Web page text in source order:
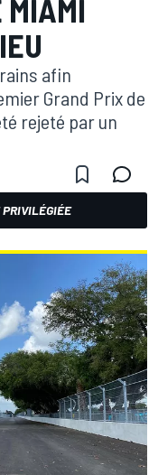
MIAMI
afin
Grand Prix de
rejeté par un
PRIVILÉGIÉE